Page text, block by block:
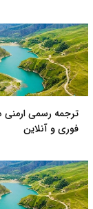
ترجمه رسمی ارمنی
فوری و آنلاین